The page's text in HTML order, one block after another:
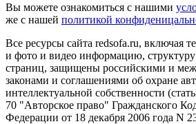
Вы можете ознакомиться с нашими
же с нашей политикой
Все ресурсы сайта redsofa.ru, включая
и фото и видео информацию,
страниц, защищены российскими и
законами и соглашениями об охране
интеллектуальной собственности
70 "Авторское право" Гражданского
Федерации от 18 декабря 2006 года N